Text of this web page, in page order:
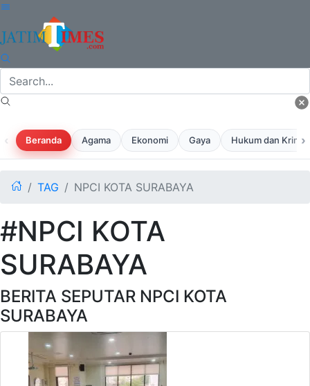
‹ Beranda Agama Ekonomi Gaya Hukum dan ›
TAG NPCI KOTA SURABAYA
#NPCI KOTA
SURABAYA
BERITA SEPUTAR NPCI KOTA
SURABAYA